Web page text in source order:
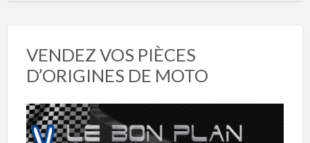
VENDEZ VOS PIÈCES
D’ORIGINES DE MOTO